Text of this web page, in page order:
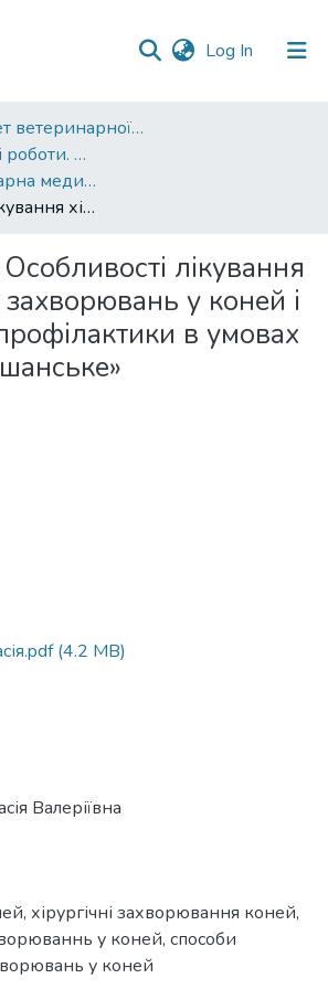
Log In (current)
Факультет ветеринарної медицини
Кваліфікаційні роботи. Факультет ветеринарної медицини
211 «Ветеринарна медицина» - Магістри 2023-2024
Особливості лікування хірургічних захворювань у коней і способи їх профілактики в умовах ПСП «Комишанське»
Особливості лікування
захворювань у коней і
в умовах
(4.2 MB)
Валеріївна
хірургічні захворювання коней,
у коней, способи
у коней